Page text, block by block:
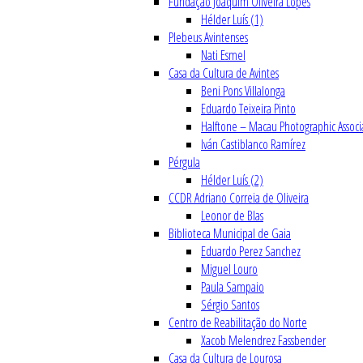
Hélder Luís (1)
Plebeus Avintenses
Nati Esmel
Casa da Cultura de Avintes
Beni Pons Villalonga
Eduardo Teixeira Pinto
Halftone – Macau Photographic
Iván Castiblanco Ramírez
Pérgula
Hélder Luís (2)
CCDR Adriano Correia de Oliveira
Leonor de Blas
Biblioteca Municipal de Gaia
Eduardo Perez Sanchez
Miguel Louro
Paula Sampaio
Sérgio Santos
Centro de Reabilitação do Norte
Xacob Melendrez Fassbender
Casa da Cultura de Lourosa